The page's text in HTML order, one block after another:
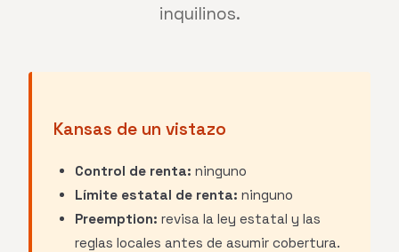
inquilinos.
Kansas de un vistazo
Control de renta: ninguno
Límite estatal de renta: ninguno
Preemption: revisa la ley estatal y las
reglas locales antes de asumir cobertura.